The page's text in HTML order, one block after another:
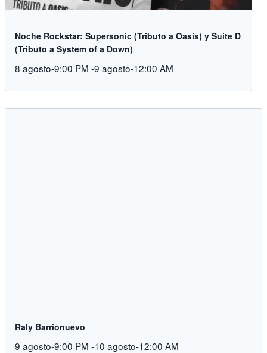
Noche Rockstar: Supersonic (Tributo a Oasis) y Suite D
(Tributo a System of a Down)
8 agosto-9:00 PM -9 agosto-12:00 AM
Raly Barrionuevo
9 agosto-9:00 PM -10 agosto-12:00 AM